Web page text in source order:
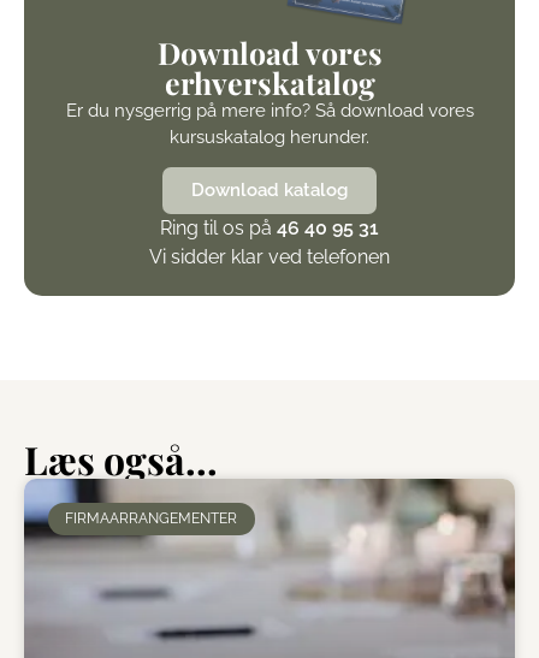
Download vores
erhverskatalog
Er du nysgerrig på mere info? Så download vores
kursuskatalog herunder.
Download katalog
Ring til os på 46 40 95 31
Vi sidder klar ved telefonen
Læs også...
FIRMAARRANGEMENTER